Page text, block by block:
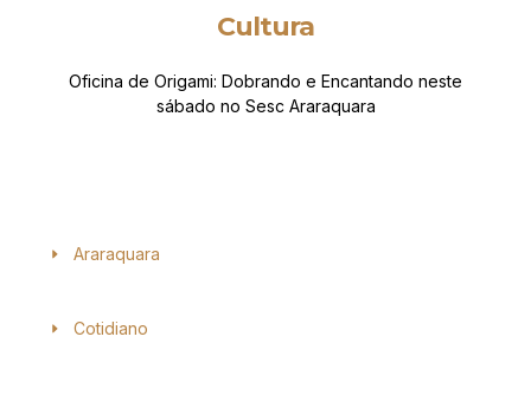
Cultura
Oficina de Origami: Dobrando e Encantando neste
sábado no Sesc Araraquara
Araraquara
Cotidiano